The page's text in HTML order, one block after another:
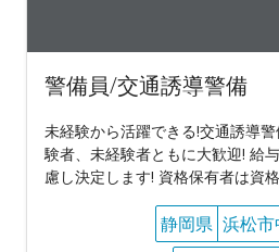
警備員/交通誘導警備
未経験から活躍できる!交通誘導
験者、未経験者ともに大歓迎! 給
慮し決定します! 資格保有者は資
静岡県 浜松